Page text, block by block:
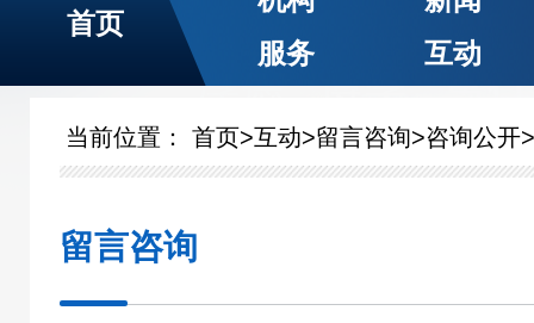
首页
服务
互动
当前位置： 首页>互动>留言咨询>咨询公开>
留言咨询